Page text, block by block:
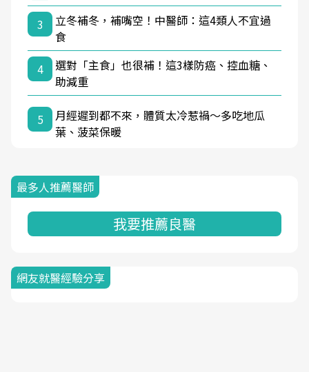
3
立冬補冬，補嘴空！中醫師：這4類人不宜過
食
4
選對「主食」也很補！這3樣防癌、控血糖、
助減重
5
月經遲到都不來，體質太冷惹禍〜多吃地瓜
葉、菠菜保暖
最多人推薦醫師
我要推薦良醫
網友就醫經驗分享